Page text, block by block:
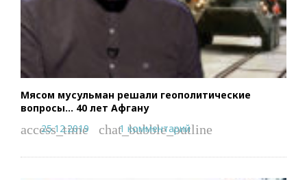
Мясом мусульман решали геополитические
вопросы… 40 лет Афгану
access_time
25.12.2019 chat_bubble_outline
1 комментарий